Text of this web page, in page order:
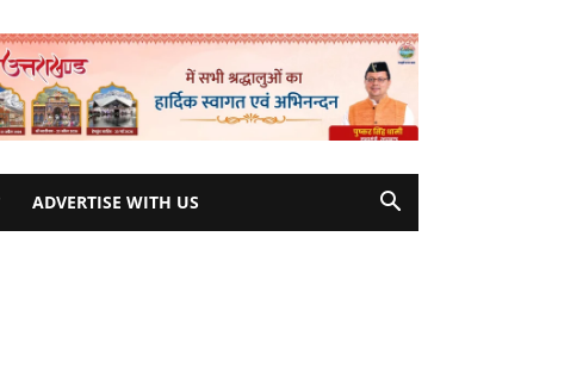
ADVERTISE WITH US